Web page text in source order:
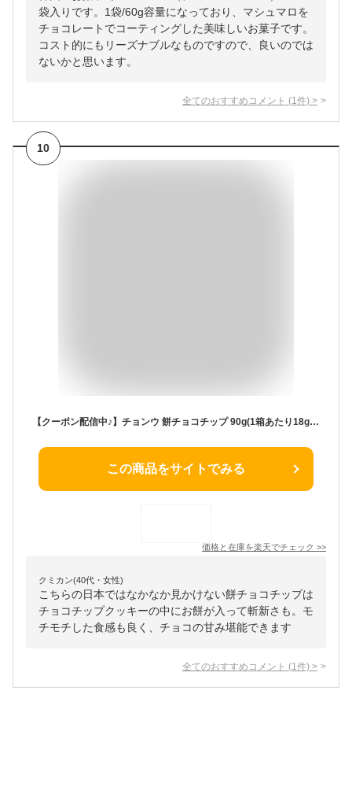
袋入りです。1袋/60g容量になっており、マシュマロを
チョコレートでコーティングした美味しいお菓子です。
コスト的にもリーズナブルなものですので、良いのでは
ないかと思います。
全てのおすすめコメント (1 件) >
10
【クーポン配信中♪】チョンウ 餅チョコチップ 90g(1箱あたり18gx5P)×4箱セット【一部地域 送料無料】韓国菓子 菓子 チョコレート クッキー お得 しっとりチョコチップ しっとりチョコチップクッキー オリオン お菓子 おやつ チョコレート 韓国お菓子 韓国食品 もちもち k17
この商品をサイトでみる
価格と在庫を楽天でチェック >>
クミカン(40代・女性)
こちらの日本ではなかなか見かけない餅チョコチップは
チョコチップクッキーの中にお餅が入って斬新さも。モ
チモチした食感も良く、チョコの甘み堪能できます
全てのおすすめコメント (1 件) >